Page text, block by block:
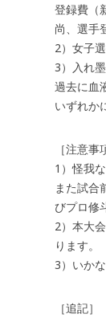
登録費（
尚、選手
2）女子
3）入れ
過去に血
いずれか
［注意事
1）怪我
また試合
びプロ修
2）本大
ります。
3）いか
［追記］